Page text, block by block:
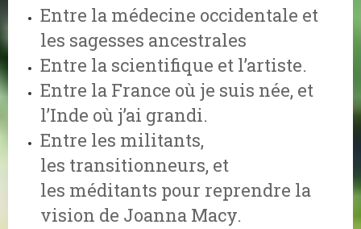
Entre la médecine occidentale et
les sagesses ancestrales
Entre la scientifique et l’artiste.
Entre la France où je suis née, et
l’Inde où j’ai grandi.
Entre les militants,
les transitionneurs, et
les méditants pour reprendre la
vision de Joanna Macy.